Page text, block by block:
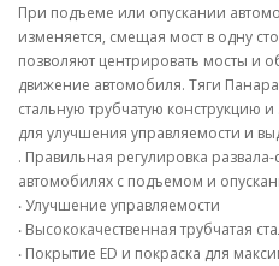
При подъеме или опускании
изменяется, смещая мост в одну
позволяют центрировать мосты и
движение автомобиля. Тяги
стальную трубчатую конструкцию
для улучшения управляемости и
. Правильная регулировка
автомобилях с подъемом и
‧ Улучшение управляемости
‧ Высококачественная трубчатая
‧ Покрытие ED и покраска для